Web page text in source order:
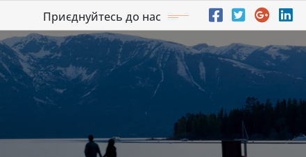
Приєднуйтесь до нас